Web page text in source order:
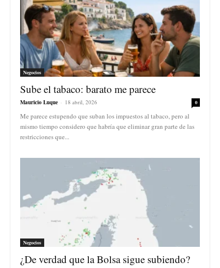
Negocios
Sube el tabaco: barato me parece
Mauricio Luque - 18 abril, 2026 0
Me parece estupendo que suban los impuestos al tabaco, pero al
mismo tiempo considero que habría que eliminar gran parte de las
restricciones que...
Negocios
¿De verdad que la Bolsa sigue subiendo?